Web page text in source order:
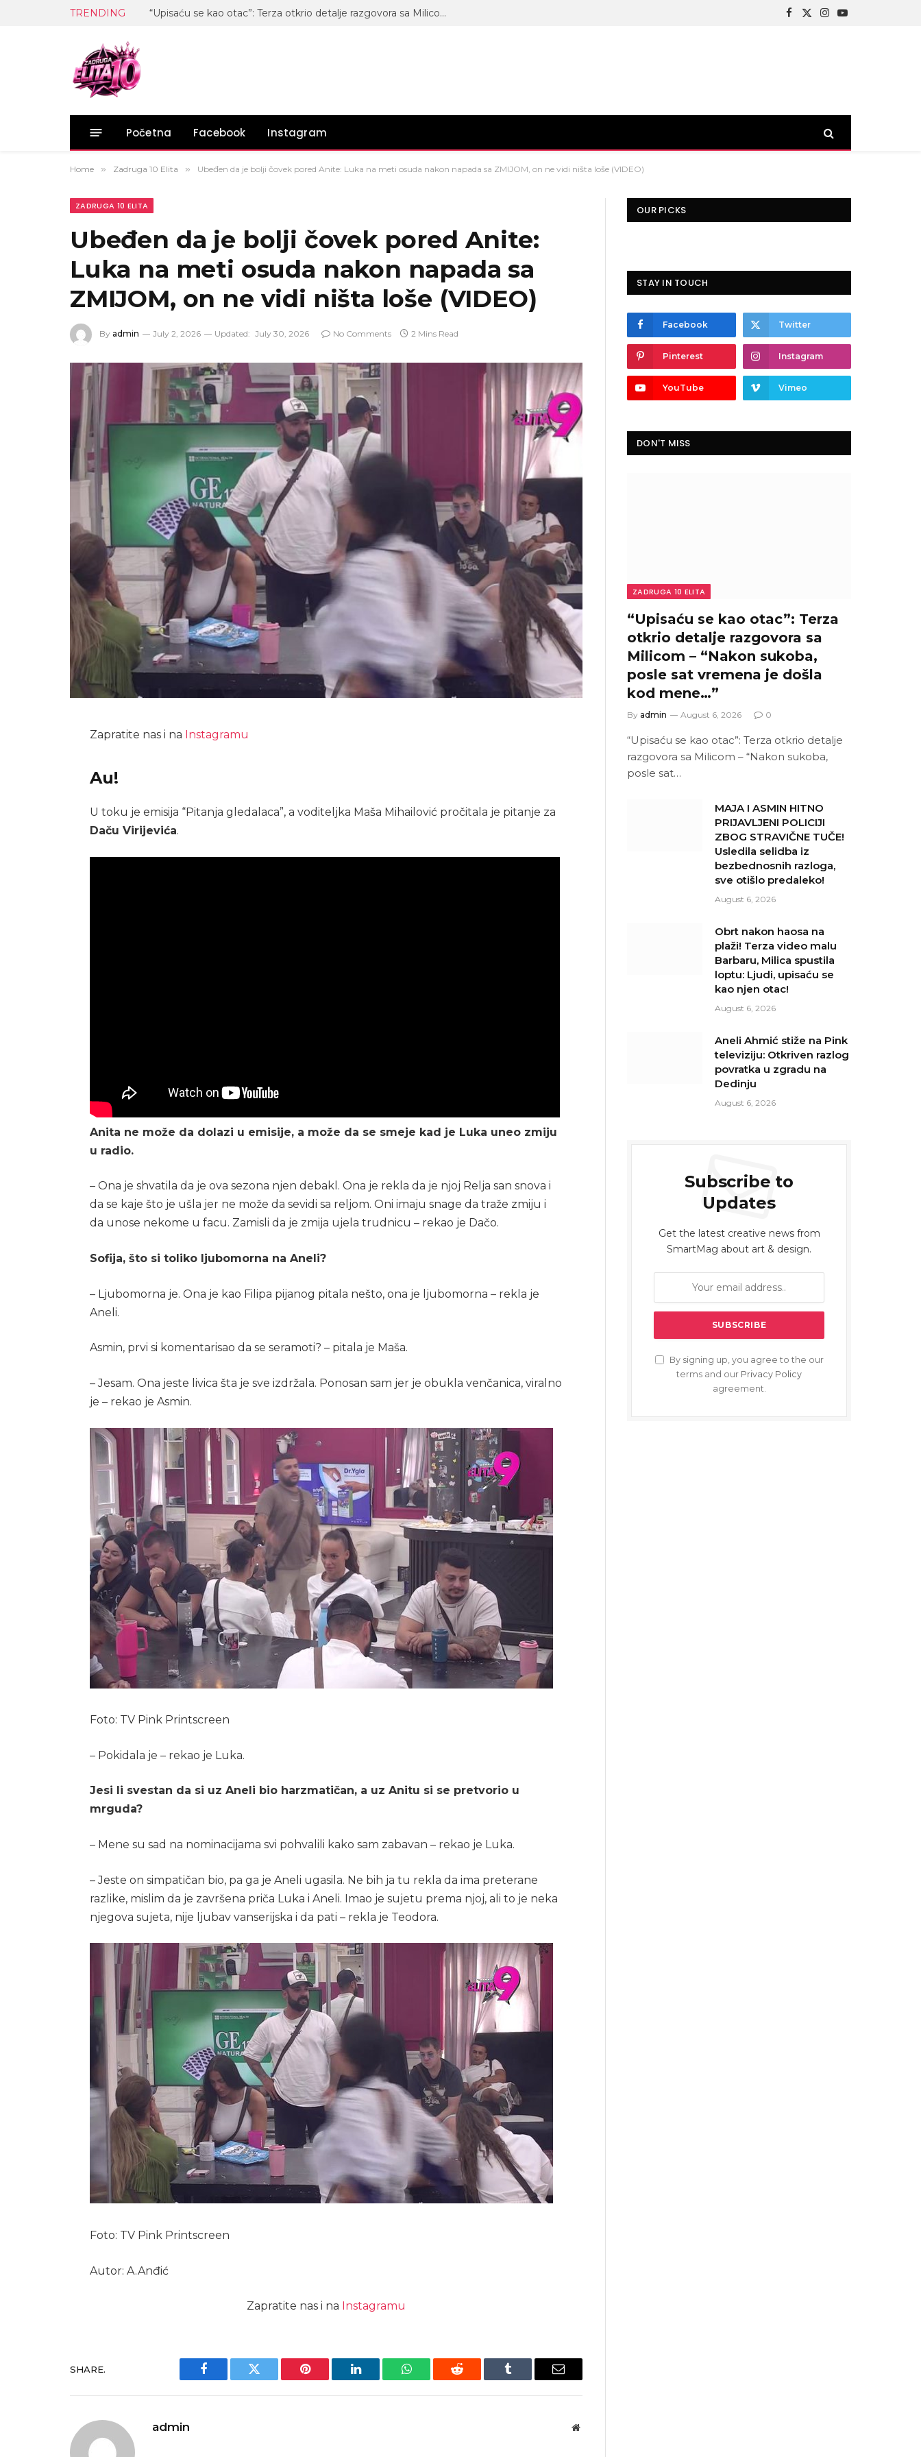
TRENDING “Upisaću se kao otac”: Terza otkrio detalje razgovora sa Milicom – “Nakon sukoba, posle sat vremena je došla kod mene…” Facebook
X
Instagram
YouTube
Početna Facebook Instagram
Home » Zadruga 10 Elita » Ubeđen da je bolji čovek pored Anite: Luka na meti osuda nakon napada sa ZMIJOM, on ne vidi ništa loše (VIDEO)
ZADRUGA 10 ELITA
Ubeđen da je bolji čovek pored Anite:
Luka na meti osuda nakon napada sa
ZMIJOM, on ne vidi ništa loše (VIDEO)
By admin July 2, 2026 Updated: July 30, 2026 No Comments 2 Mins Read
Zapratite nas i na Instagramu
Au!
U toku je emisija “Pitanja gledalaca”, a voditeljka Maša Mihailović pročitala je pitanje za
Daču Virijevića.
Anita ne može da dolazi u emisije, a može da se smeje kad je Luka uneo zmiju
u radio.
– Ona je shvatila da je ova sezona njen debakl. Ona je rekla da je njoj Relja san snova i
da se kaje što je ušla jer ne može da sevidi sa reljom. Oni imaju snage da traže zmiju i
da unose nekome u facu. Zamisli da je zmija ujela trudnicu – rekao je Dačo.
Sofija, što si toliko ljubomorna na Aneli?
– Ljubomorna je. Ona je kao Filipa pijanog pitala nešto, ona je ljubomorna – rekla je
Aneli.
Asmin, prvi si komentarisao da se seramoti? – pitala je Maša.
– Jesam. Ona jeste livica šta je sve izdržala. Ponosan sam jer je obukla venčanica, viralno
je – rekao je Asmin.
Foto: TV Pink Printscreen
– Pokidala je – rekao je Luka.
Jesi li svestan da si uz Aneli bio harzmatičan, a uz Anitu si se pretvorio u
mrguda?
– Mene su sad na nominacijama svi pohvalili kako sam zabavan – rekao je Luka.
– Jeste on simpatičan bio, pa ga je Aneli ugasila. Ne bih ja tu rekla da ima preterane
razlike, mislim da je završena priča Luka i Aneli. Imao je sujetu prema njoj, ali to je neka
njegova sujeta, nije ljubav vanserijska i da pati – rekla je Teodora.
Foto: TV Pink Printscreen
Autor: A.Anđić
Zapratite nas i na Instagramu
SHARE.
Facebook Twitter Pinterest LinkedIn WhatsAppReddit Tumblr Email
admin Website
OUR PICKS
STAY IN TOUCH
Facebook Twitter
Pinterest Instagram
YouTube Vimeo
DON'T MISS
ZADRUGA 10 ELITA
“Upisaću se kao otac”: Terza
otkrio detalje razgovora sa
Milicom – “Nakon sukoba,
posle sat vremena je došla
kod mene…”
By admin August 6, 2026 0
“Upisaću se kao otac”: Terza otkrio detalje
razgovora sa Milicom – “Nakon sukoba,
posle sat…
MAJA I ASMIN HITNO
PRIJAVLJENI POLICIJI
ZBOG STRAVIČNE TUČE!
Usledila selidba iz
bezbednosnih razloga,
sve otišlo predaleko!
August 6, 2026
Obrt nakon haosa na
plaži! Terza video malu
Barbaru, Milica spustila
loptu: Ljudi, upisaću se
kao njen otac!
August 6, 2026
Aneli Ahmić stiže na Pink
televiziju: Otkriven razlog
povratka u zgradu na
Dedinju
August 6, 2026
Subscribe to
Updates
Get the latest creative news from
SmartMag about art & design.
By signing up, you agree to the our
terms and our Privacy Policy
agreement.